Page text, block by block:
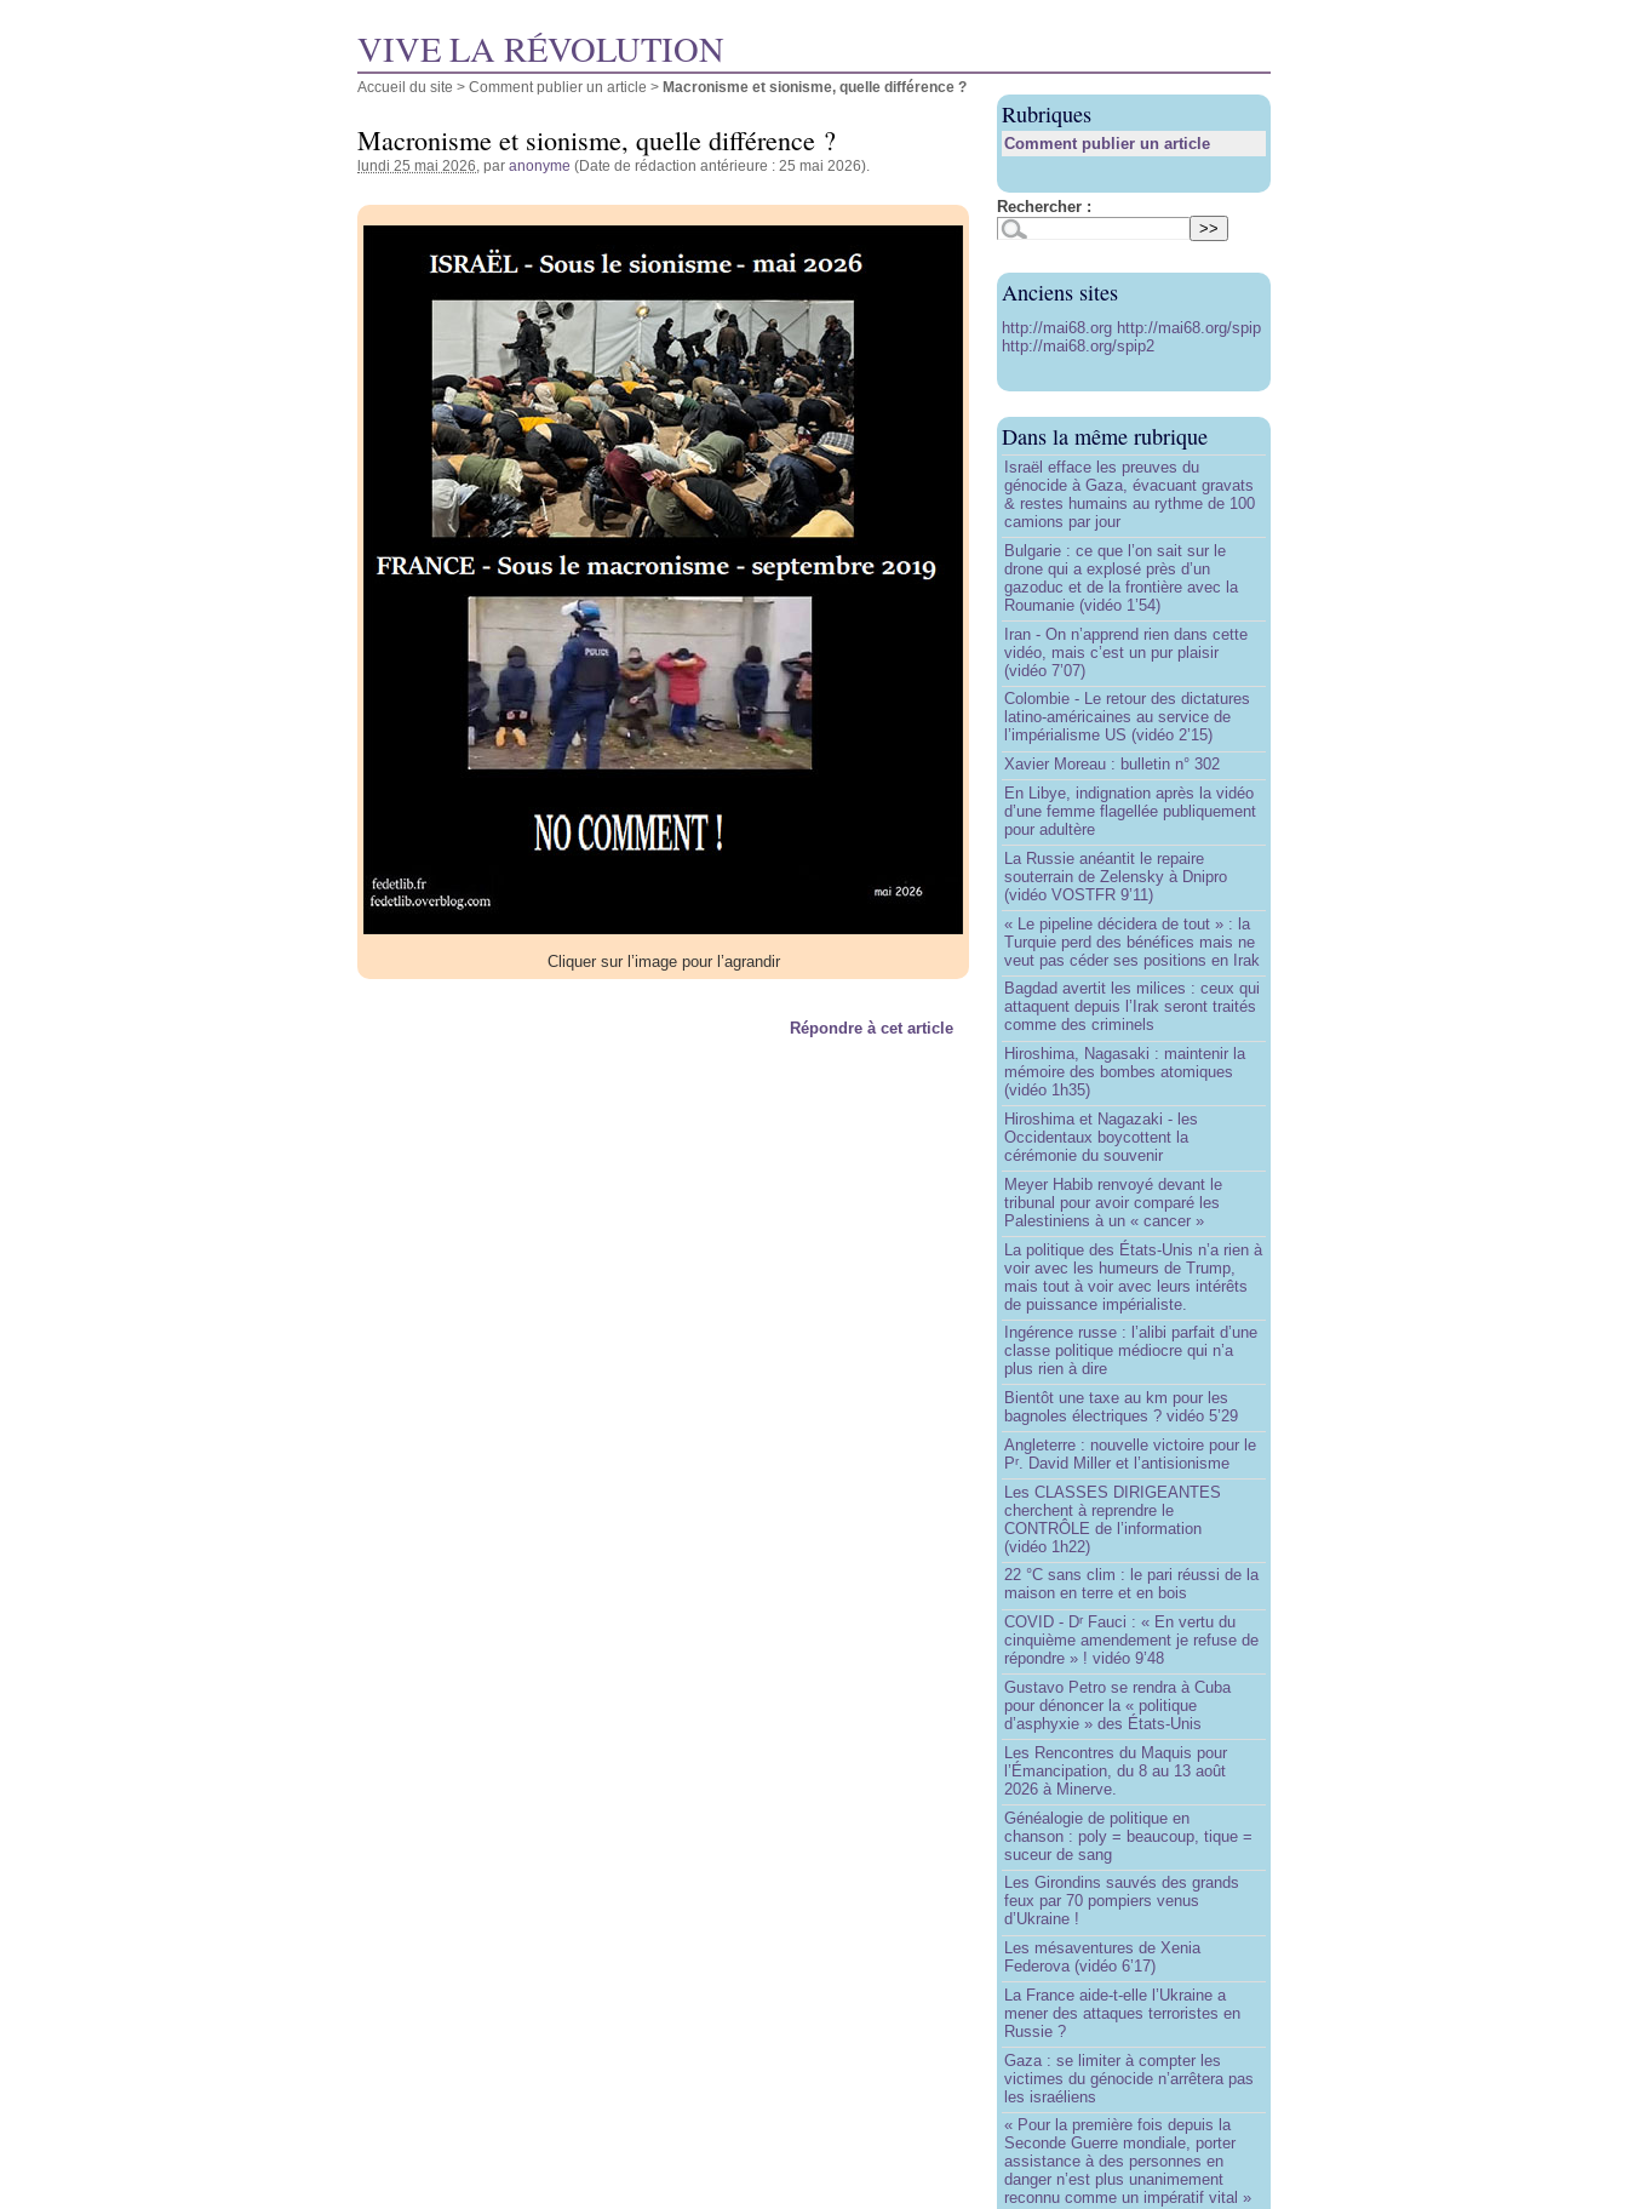
VIVE LA RÉVOLUTION
Accueil du site > Comment publier un article > Macronisme et sionisme, quelle différence ?
Macronisme et sionisme, quelle différence ?
lundi 25 mai 2026 , par anonyme (Date de rédaction antérieure : 25 mai 2026).
Cliquer sur l’image pour l’agrandir
Répondre à cet article
Rubriques
Comment publier un article
Rechercher :
Anciens sites
http://mai68.org http://mai68.org/spip
http://mai68.org/spip2
Dans la même rubrique
Israël efface les preuves du
génocide à Gaza, évacuant gravats
& restes humains au rythme de 100
camions par jour
Bulgarie : ce que l’on sait sur le
drone qui a explosé près d’un
gazoduc et de la frontière avec la
Roumanie (vidéo 1’54)
Iran - On n’apprend rien dans cette
vidéo, mais c’est un pur plaisir
(vidéo 7’07)
Colombie - Le retour des dictatures
latino-américaines au service de
l’impérialisme US (vidéo 2’15)
Xavier Moreau : bulletin n° 302
En Libye, indignation après la vidéo
d’une femme flagellée publiquement
pour adultère
La Russie anéantit le repaire
souterrain de Zelensky à Dnipro
(vidéo VOSTFR 9’11)
« Le pipeline décidera de tout » : la
Turquie perd des bénéfices mais ne
veut pas céder ses positions en Irak
Bagdad avertit les milices : ceux qui
attaquent depuis l’Irak seront traités
comme des criminels
Hiroshima, Nagasaki : maintenir la
mémoire des bombes atomiques
(vidéo 1h35)
Hiroshima et Nagazaki - les
Occidentaux boycottent la
cérémonie du souvenir
Meyer Habib renvoyé devant le
tribunal pour avoir comparé les
Palestiniens à un « cancer »
La politique des États-Unis n’a rien à
voir avec les humeurs de Trump,
mais tout à voir avec leurs intérêts
de puissance impérialiste.
Ingérence russe : l’alibi parfait d’une
classe politique médiocre qui n’a
plus rien à dire
Bientôt une taxe au km pour les
bagnoles électriques ? vidéo 5’29
Angleterre : nouvelle victoire pour le
Pr
. David Miller et l’antisionisme
Les CLASSES DIRIGEANTES
cherchent à reprendre le
CONTRÔLE de l’information
(vidéo 1h22)
22 °C sans clim : le pari réussi de la
maison en terre et en bois
COVID - Dr Fauci : « En vertu du
cinquième amendement je refuse de
répondre » ! vidéo 9’48
Gustavo Petro se rendra à Cuba
pour dénoncer la « politique
d’asphyxie » des États-Unis
Les Rencontres du Maquis pour
l’Émancipation, du 8 au 13 août
2026 à Minerve.
Généalogie de politique en
chanson : poly = beaucoup, tique =
suceur de sang
Les Girondins sauvés des grands
feux par 70 pompiers venus
d’Ukraine !
Les mésaventures de Xenia
Federova (vidéo 6’17)
La France aide-t-elle l’Ukraine a
mener des attaques terroristes en
Russie ?
Gaza : se limiter à compter les
victimes du génocide n’arrêtera pas
les israéliens
« Pour la première fois depuis la
Seconde Guerre mondiale, porter
assistance à des personnes en
danger n’est plus unanimement
reconnu comme un impératif vital »